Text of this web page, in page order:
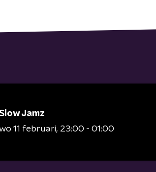
Jamz
11 februari 23:00 - 01:00